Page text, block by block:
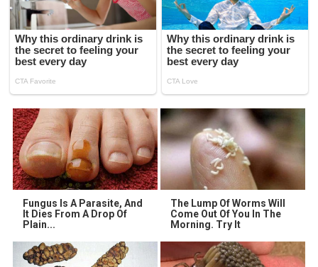
Fungus Is A Parasite, And
It Dies From A Drop Of
Plain...
The Lump Of Worms Will
Come Out Of You In The
Morning. Try It